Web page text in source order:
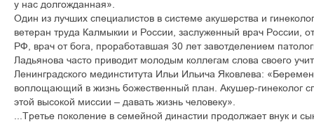
у нас долгожданная».
Один из лучших специалистов в системе акушерства и
ветеран труда Калмыкии и России, заслуженный врач России,
РФ, врач от бога, проработавшая 30 лет завотделением
Ладьянова часто приводит молодым коллегам слова своего
Ленинградского мединститута Ильи Ильича Яковлева:
воплощающий в жизнь божественный план. Акушер-гинеколог
этой высокой миссии – давать жизнь человеку».
...Третье поколение в семейной династии продолжает внук и